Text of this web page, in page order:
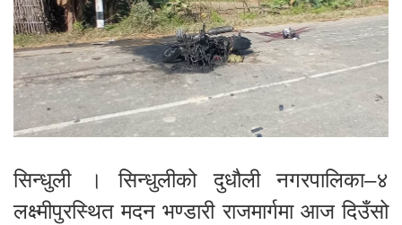
सिन्धुली । सिन्धुलीको दुधौली नगरपालिका–४
लक्ष्मीपुरस्थित मदन भण्डारी राजमार्गमा आज दिउँसो